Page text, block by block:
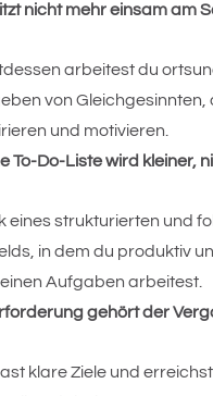
nicht mehr einsam am
arbeitest du
von Gleichgesinnten,
und motivieren.
To-Do-Liste wird kleiner,
eines strukturierten und
in dem du produktiv
Aufgaben arbeitest.
gehört der
klare Ziele und